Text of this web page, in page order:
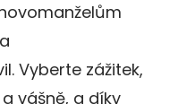
Vyberte zážitek,
vášně, a díky